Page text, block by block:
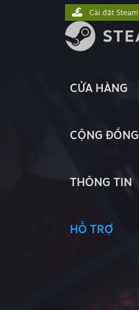
CỬA HÀNG
CỘNG ĐỒNG
THÔNG TIN
HỖ TRỢ
Cài đặt Steam